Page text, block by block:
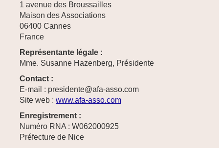
1 avenue des Broussailles
Maison des Associations
06400 Cannes
France
Représentante légale :
Mme. Susanne Hazenberg, Présidente
Contact :
E-mail : presidente@afa-asso.com
Site web : www.afa-asso.com
Enregistrement :
Numéro RNA : W062000925
Préfecture de Nice